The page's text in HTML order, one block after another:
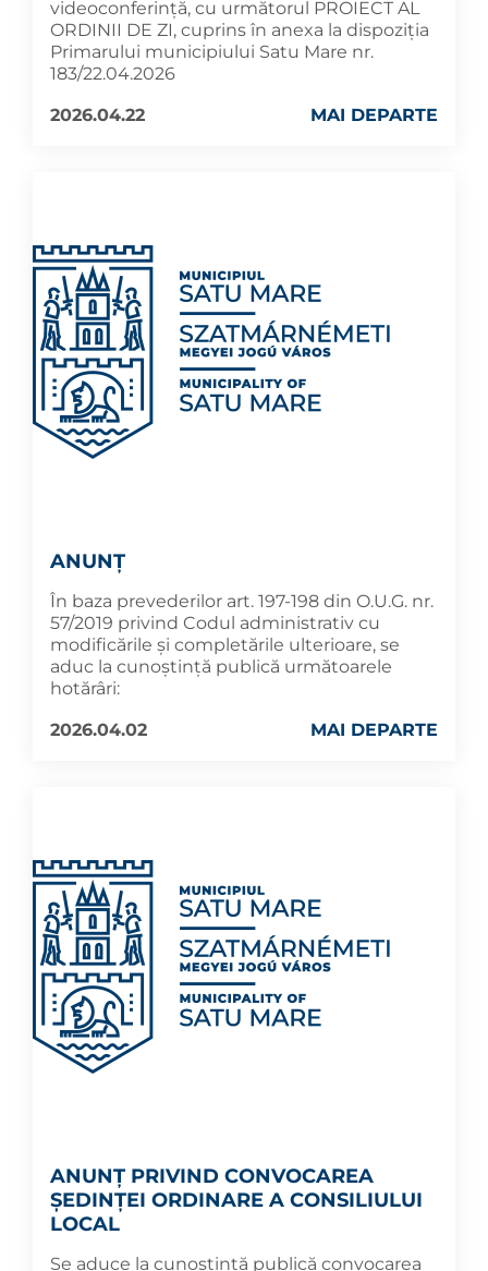
videoconferință, cu următorul PROIECT AL
ORDINII DE ZI, cuprins în anexa la dispoziția
Primarului municipiului Satu Mare nr.
183/22.04.2026
2026.04.22
MAI DEPARTE
ANUNȚ
În baza prevederilor art. 197-198 din O.U.G. nr.
57/2019 privind Codul administrativ cu
modificările și completările ulterioare, se
aduc la cunoştinţă publică următoarele
hotărâri:
2026.04.02
MAI DEPARTE
ANUNȚ PRIVIND CONVOCAREA
ȘEDINȚEI ORDINARE A CONSILIULUI
LOCAL
Se aduce la cunoștință publică convocarea